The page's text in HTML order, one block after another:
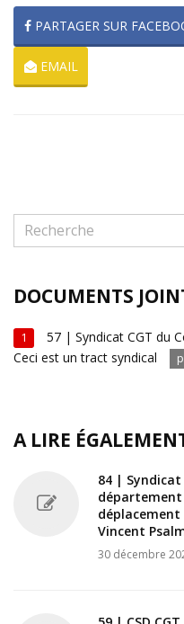
PARTAGER SUR
EMAIL
DOCUMENTS
1
57 | Syndicat CGT du
Ceci est un tract syndical
A LIRE
84 | Syndicat
département
déplacement
Vincent
30 décembre